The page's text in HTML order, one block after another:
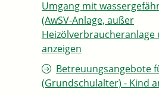
Umgang mit
(AwSV-Anlage, außer
Heizölverbraucheranlage
anzeigen
Betreuungsangebote
(Grundschulalter) - Kind